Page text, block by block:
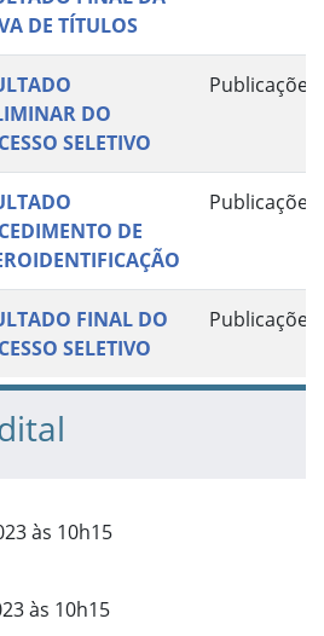
DE TÍTULOS
DO
SELETIVO
Publicações
DE
Publicações
FINAL DO
SELETIVO
Publicações
às 10h15
às 10h15